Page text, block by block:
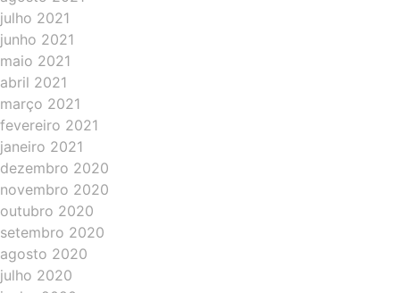
julho 2021
junho 2021
maio 2021
abril 2021
março 2021
fevereiro 2021
janeiro 2021
dezembro 2020
novembro 2020
outubro 2020
setembro 2020
agosto 2020
julho 2020